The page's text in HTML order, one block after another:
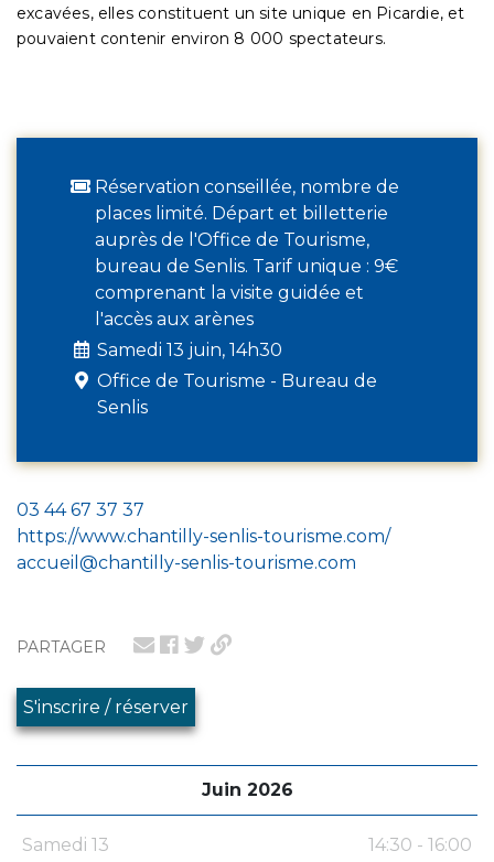
PARTAGER
S'inscrire / réserver
Juin 2026
Samedi 13 14:30 - 16:00
excavées, elles constituent un site unique en Picardie, et
pouvaient contenir environ 8 000 spectateurs.
Réservation conseillée, nombre de
places limité. Départ et billetterie
auprès de l'Office de Tourisme,
bureau de Senlis. Tarif unique : 9€
comprenant la visite guidée et
l'accès aux arènes
Samedi 13 juin, 14h30
Office de Tourisme - Bureau de
Senlis
03 44 67 37 37
https://www.chantilly-senlis-tourisme.com/
accueil@chantilly-senlis-tourisme.com